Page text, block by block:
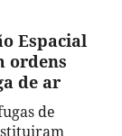
Espacial
ordens
de ar
de